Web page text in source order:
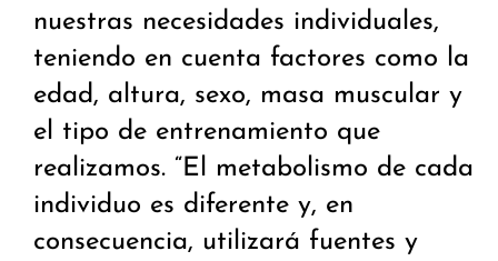
nuestras necesidades individuales,
teniendo en cuenta factores como la
edad, altura, sexo, masa muscular y
el tipo de entrenamiento que
realizamos. “El metabolismo de cada
individuo es diferente y, en
consecuencia, utilizará fuentes y